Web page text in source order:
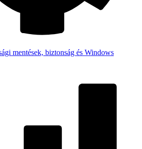
mentések, biztonság és Windows